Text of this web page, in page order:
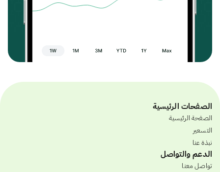
الصفحات الرئيسية
الصفحة الرئيسية
التسعير
نبذة عنا
الدعم والتواصل
تواصل معنا